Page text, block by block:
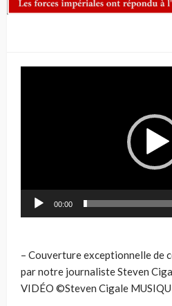
00:00
– Couverture exceptionnelle de
par notre journaliste Steven
VIDÉO ©Steven Cigale